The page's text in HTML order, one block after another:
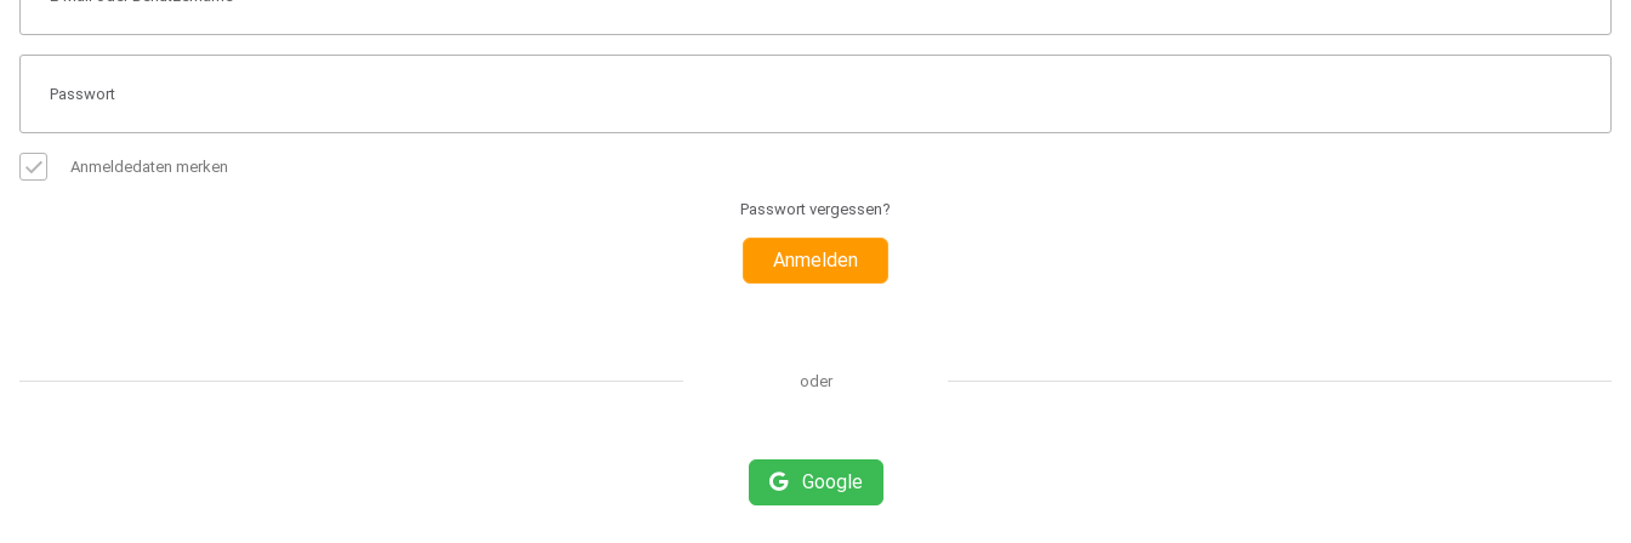
Anmeldedaten merken
Passwort vergessen?
Anmelden
oder
Google